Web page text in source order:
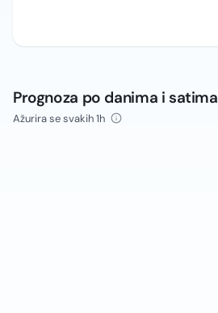
Prognoza po danima i satima
Ažurira se svakih 1h